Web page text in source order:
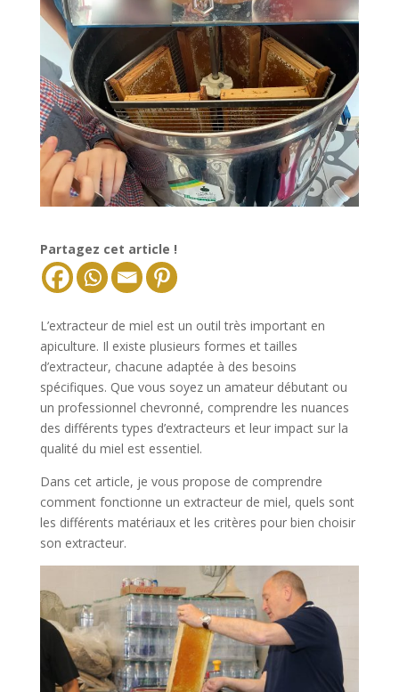
Partagez cet article !
L’extracteur de miel est un outil très important en
apiculture. Il existe plusieurs formes et tailles
d’extracteur, chacune adaptée à des besoins
spécifiques. Que vous soyez un amateur débutant ou
un professionnel chevronné, comprendre les nuances
des différents types d’extracteurs et leur impact sur la
qualité du miel est essentiel.
Dans cet article, je vous propose de comprendre
comment fonctionne un extracteur de miel, quels sont
les différents matériaux et les critères pour bien choisir
son extracteur.